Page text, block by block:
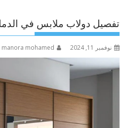
تفصيل دولاب ملابس في الدمام
نوفمبر 11, 2024 manora mohamed